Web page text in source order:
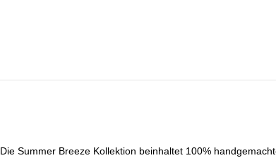
Die Summer Breeze Kollektion beinhaltet 100%